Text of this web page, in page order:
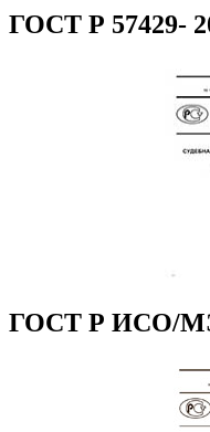
ГОСТ Р 57429-
ГОСТ Р ИСО/